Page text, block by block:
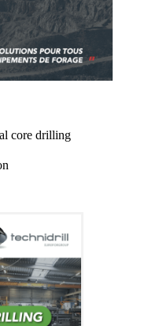
core drilling